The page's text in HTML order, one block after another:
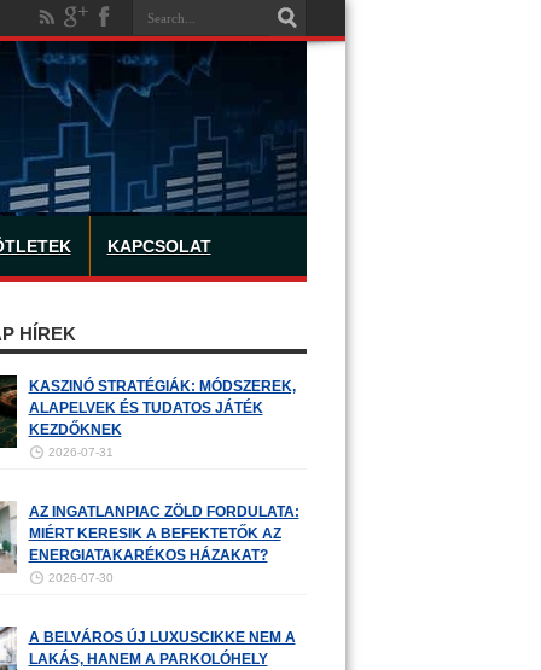
KAPCSOLAT
HÍREK
KASZINÓ STRATÉGIÁK: MÓDSZEREK,
ALAPELVEK ÉS TUDATOS JÁTÉK
KEZDŐKNEK
2026-07-31
AZ INGATLANPIAC ZÖLD FORDULATA:
MIÉRT KERESIK A BEFEKTETŐK AZ
ENERGIATAKARÉKOS HÁZAKAT?
2026-07-30
A BELVÁROS ÚJ LUXUSCIKKE NEM A
LAKÁS, HANEM A PARKOLÓHELY